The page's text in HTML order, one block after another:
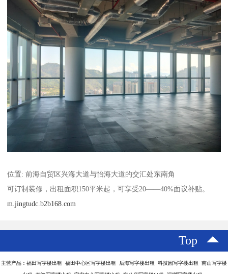
位置: 前海自贸区兴海大道与怡海大道的交汇处东南角
可订制装修，出租面积150平米起，可享受20——40%面议补贴。
m.jingtudc.b2b168.com
Top
主营产品：福田写字楼出租 福田中心区写字楼出租 后海写字楼出租 科技园写字楼出租 南山写字楼